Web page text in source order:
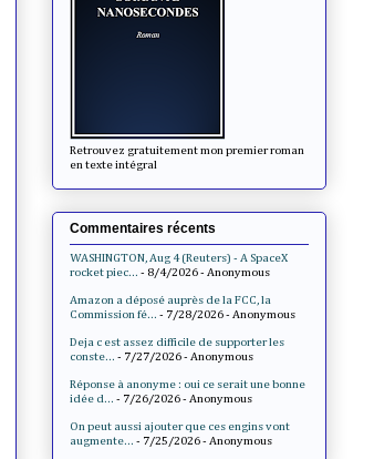
Retrouvez gratuitement mon premier roman
en texte intégral
Commentaires récents
WASHINGTON, Aug 4 (Reuters) - A SpaceX
rocket piec... - 8/4/2026- Anonymous
Amazon a déposé auprès de la FCC, la
Commission fé... - 7/28/2026- Anonymous
Deja c est assez difficile de supporter les
conste... - 7/27/2026- Anonymous
Réponse à anonyme : oui ce serait une bonne
idée d... - 7/26/2026- Anonymous
On peut aussi ajouter que ces engins vont
augmente... - 7/25/2026- Anonymous